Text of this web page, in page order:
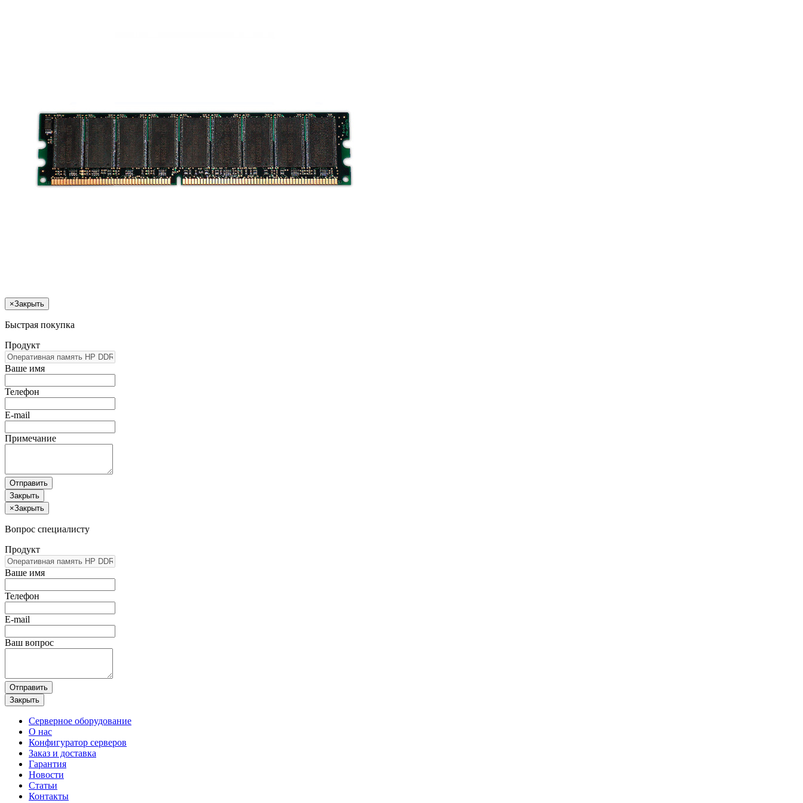
×Закрыть
Быстрая покупка
Продукт
Ваше имя
Телефон
E-mail
Примечание
Отправить
Закрыть
×Закрыть
Вопрос специалисту
Продукт
Ваше имя
Телефон
E-mail
Ваш вопрос
Отправить
Закрыть
Серверное оборудование
О нас
Конфигуратор серверов
Заказ и доставка
Гарантия
Новости
Статьи
Контакты